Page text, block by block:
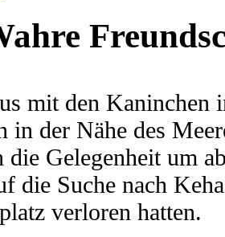
mit den Kaninchen
in der Nähe des
die Gelegenheit um
die Suche nach
verloren hatten.